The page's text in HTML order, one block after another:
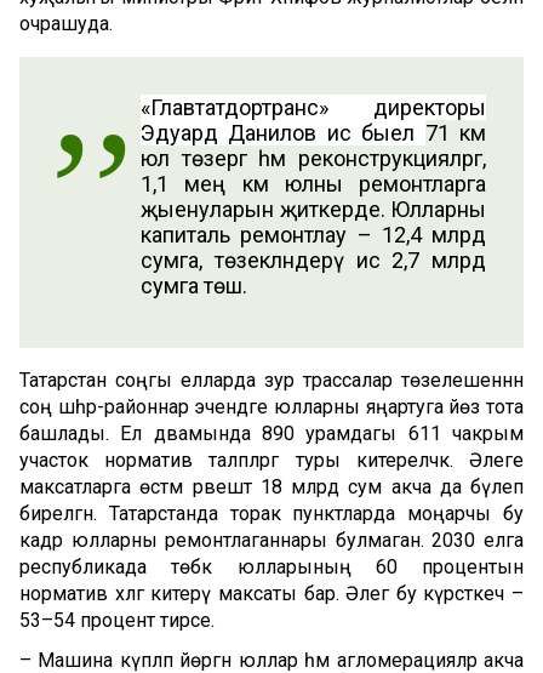
очрашуда.
«Главтатдортранс» директоры
Эдуард Данилов исә быел 71 км
юл төзергә һәм реконструкцияләргә,
1,1 мең км юлны ремонтларга
җыенуларын җиткерде. Юлларны
капиталь ремонтлау – 12,4 млрд
сумга, төзекләндерү исә 2,7 млрд
сумга төшә.
Татарстан соңгы елларда зур трассалар төзелешеннән
соң шәһәр-районнар эчендәге юлларны яңартуга йөз тота
башлады. Ел дәвамында 890 урамдагы 611 чакрым
участок норматив таләпләргә туры китереләчәк. Әлеге
максатларга өстәмә рәвештә 18 млрд сум акча да бүлеп
бирелгән. Татарстанда торак пунктларда моңарчы бу
кадәр юлларны ремонтлаганнары булмаган. 2030 елга
республикада төбәк юлларының 60 процентын
норматив хәлгә китерү максаты бар. Әлегә бу күрсәткеч –
53–54 процент тирәсе.
– Машина күпләп йөргән юллар һәм агломерацияләр акча